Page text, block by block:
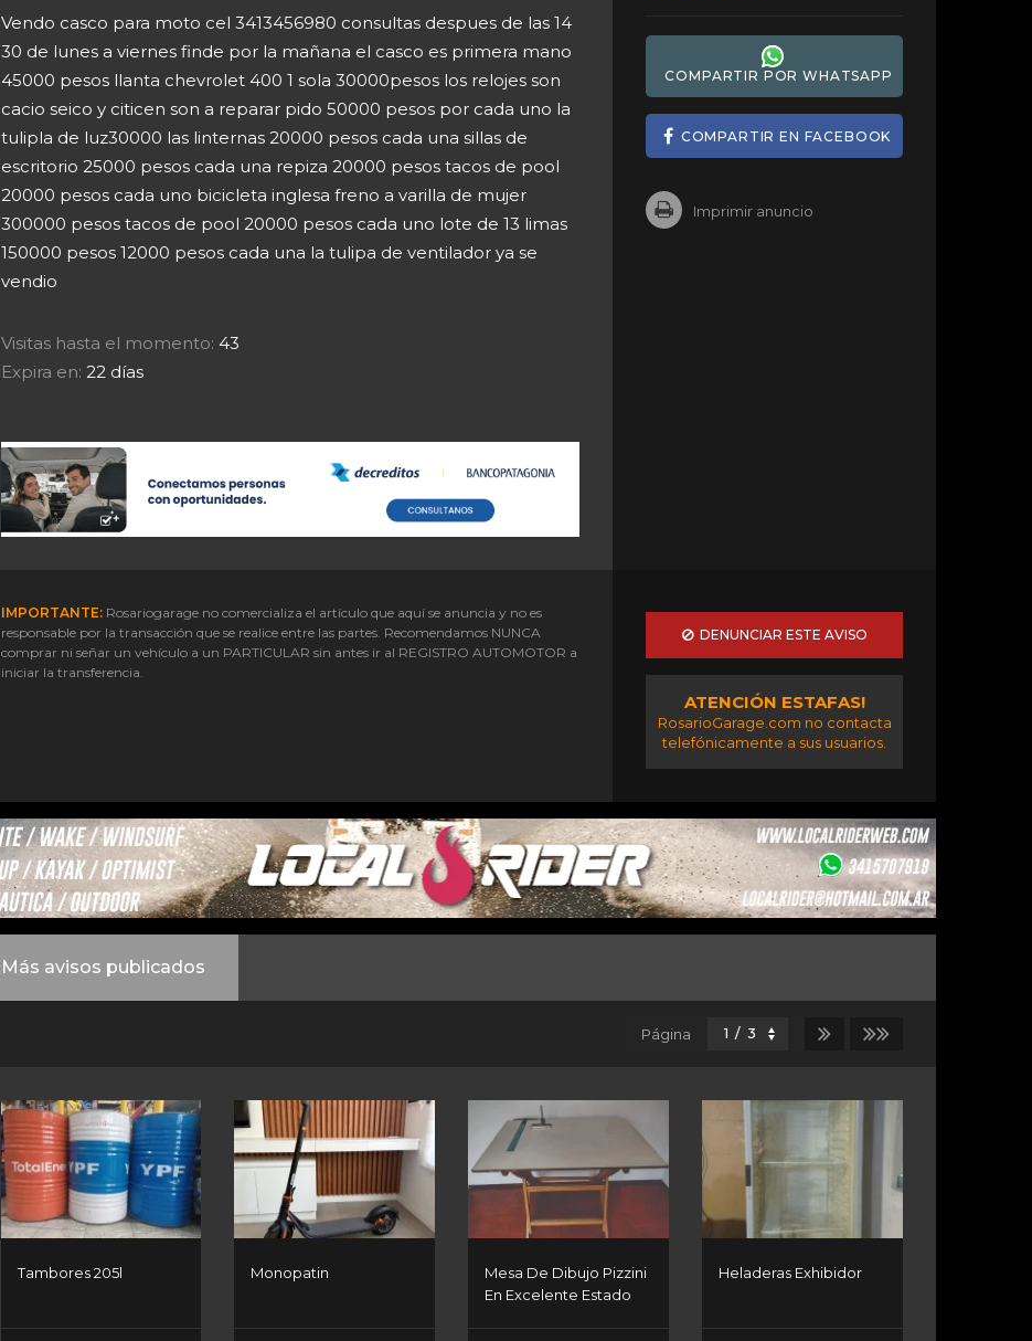
Vendo casco para moto cel 3413456980 consultas despues de las 14
30 de lunes a viernes finde por la mañana el casco es primera mano
45000 pesos llanta chevrolet 400 1 sola 30000pesos los relojes son
cacio seico y citicen son a reparar pido 50000 pesos por cada uno la
tulipla de luz30000 las linternas 20000 pesos cada una sillas de
escritorio 25000 pesos cada una repiza 20000 pesos tacos de pool
20000 pesos cada uno bicicleta inglesa freno a varilla de mujer
300000 pesos tacos de pool 20000 pesos cada uno lote de 13 limas
150000 pesos 12000 pesos cada una la tulipa de ventilador ya se
vendio
Visitas hasta el momento: 43
Expira en: 22 días
COMPARTIR POR WHATSAPP
COMPARTIR EN FACEBOOK
Imprimir anuncio
IMPORTANTE:Rosariogarage no comercializa el artículo que aquí se anuncia y no es
responsable por la transacción que se realice entre las partes. Recomendamos NUNCA
comprar ni señar un vehículo a un PARTICULAR sin antes ir al REGISTRO AUTOMOTOR a
iniciar la transferencia.
DENUNCIAR ESTE AVISO
ATENCIÓN ESTAFAS!
RosarioGarage.com no contacta
telefónicamente a sus usuarios.
Más avisos publicados
Página
Tambores 205l Monopatin
Mesa De Dibujo Pizzini
En Excelente Estado
Heladeras Exhibidor